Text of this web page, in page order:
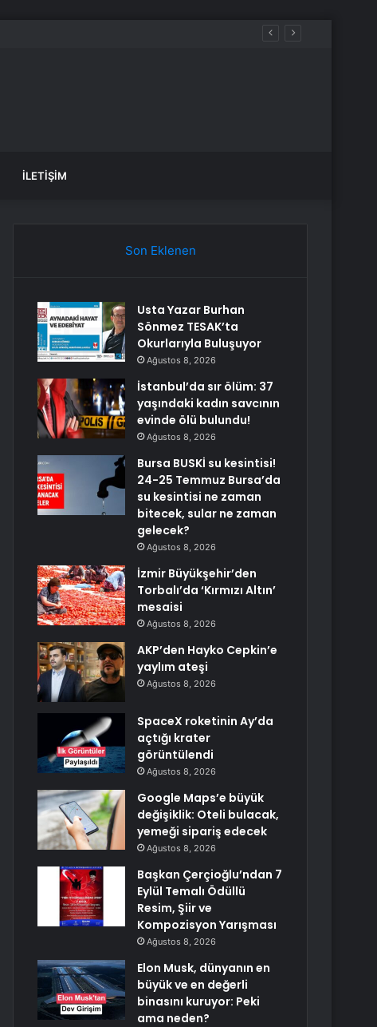
İLETIŞIM
Son Eklenen
Usta Yazar Burhan
Sönmez TESAK’ta
Okurlarıyla Buluşuyor
Ağustos 8, 2026
İstanbul’da sır ölüm: 37
yaşındaki kadın savcının
evinde ölü bulundu!
Ağustos 8, 2026
Bursa BUSKİ su kesintisi!
24-25 Temmuz Bursa’da
su kesintisi ne zaman
bitecek, sular ne zaman
gelecek?
Ağustos 8, 2026
İzmir Büyükşehir’den
Torbalı’da ‘Kırmızı Altın’
mesaisi
Ağustos 8, 2026
AKP’den Hayko Cepkin’e
yaylım ateşi
Ağustos 8, 2026
SpaceX roketinin Ay’da
açtığı krater
görüntülendi
Ağustos 8, 2026
Google Maps’e büyük
değişiklik: Oteli bulacak,
yemeği sipariş edecek
Ağustos 8, 2026
Başkan Çerçioğlu’ndan 7
Eylül Temalı Ödüllü
Resim, Şiir ve
Kompozisyon Yarışması
Ağustos 8, 2026
Elon Musk, dünyanın en
büyük ve en değerli
binasını kuruyor: Peki
ama neden?